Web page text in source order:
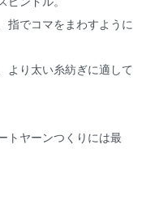
指でコマをまわすように
より太い糸紡ぎに適して
トヤーンつくりには最